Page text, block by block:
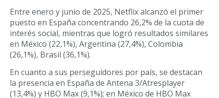
Entre enero y junio de 2025, Netflix alcanzó el primer
puesto en España concentrando 26,2% de la cuota de
interés social, mientras que logró resultados similares
en México (22,1%), Argentina (27,4%), Colombia
(26,1%), Brasil (36,1%).
En cuanto a sus perseguidores por país, se destacan
la presencia en España de Antena 3/Atresplayer
(13,4%) y HBO Max (9,1%); en México de HBO Max